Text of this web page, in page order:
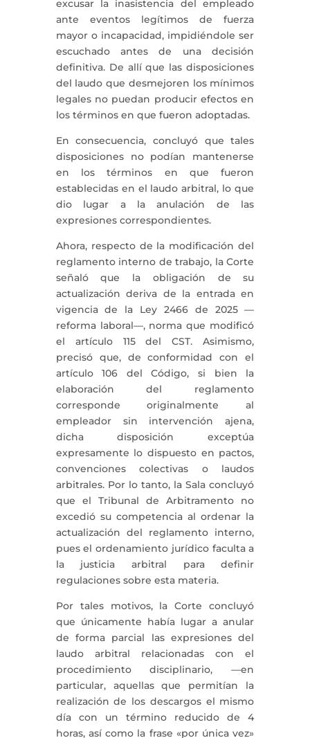
excusar la inasistencia del empleado
ante eventos legítimos de fuerza
mayor o incapacidad, impidiéndole ser
escuchado antes de una decisión
definitiva. De allí que las disposiciones
del laudo que desmejoren los mínimos
legales no puedan producir efectos en
los términos en que fueron adoptadas.
En consecuencia, concluyó que tales
disposiciones no podían mantenerse
en los términos en que fueron
establecidas en el laudo arbitral, lo que
dio lugar a la anulación de las
expresiones correspondientes.
Ahora, respecto de la modificación del
reglamento interno de trabajo, la Corte
señaló que la obligación de su
actualización deriva de la entrada en
vigencia de la Ley 2466 de 2025 —
reforma laboral—, norma que modificó
el artículo 115 del CST. Asimismo,
precisó que, de conformidad con el
artículo 106 del Código, si bien la
elaboración del reglamento
corresponde originalmente al
empleador sin intervención ajena,
dicha disposición exceptúa
expresamente lo dispuesto en pactos,
convenciones colectivas o laudos
arbitrales. Por lo tanto, la Sala concluyó
que el Tribunal de Arbitramento no
excedió su competencia al ordenar la
actualización del reglamento interno,
pues el ordenamiento jurídico faculta a
la justicia arbitral para definir
regulaciones sobre esta materia.
Por tales motivos, la Corte concluyó
que únicamente había lugar a anular
de forma parcial las expresiones del
laudo arbitral relacionadas con el
procedimiento disciplinario, —en
particular, aquellas que permitían la
realización de los descargos el mismo
día con un término reducido de 4
horas, así como la frase «por única vez»